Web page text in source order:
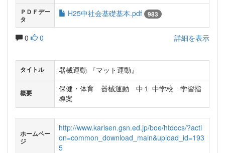
ＰＤＦデー
タ
H25中社会基礎基本.pdf 983
0 0 詳細を表示
タイトル 器械運動 『マット運動』
概要
保健・体育 器械運動 中１ 中学校 学習指
導案
ホームペー
ジ
http://www.karisen.gsn.ed.jp/boe/htdocs/?acti
on=common_download_main&upload_id=193
5